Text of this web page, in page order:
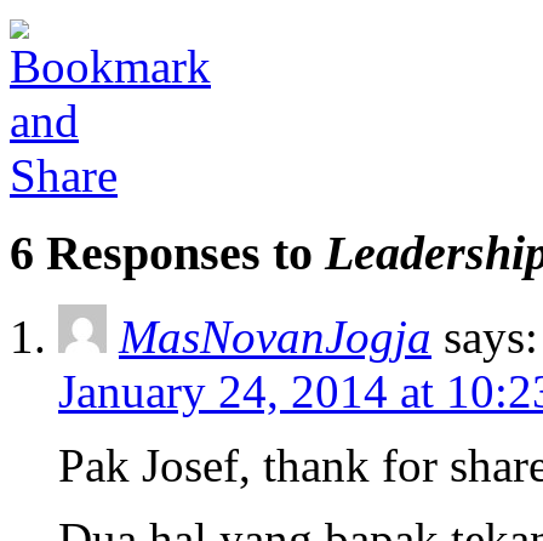
6 Responses to
MasNovanJogja says:
January 24, 2014 at
Pak Josef, thank for